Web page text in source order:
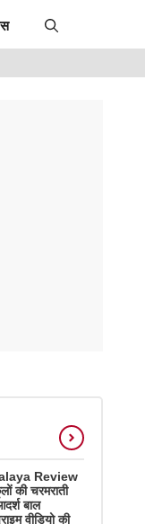
Review
की चरमराती
बाल
वीडियो की